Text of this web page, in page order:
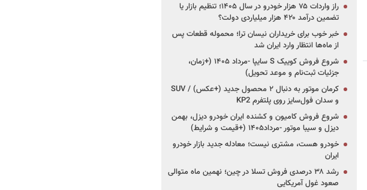
راز واردات ۷۵ هزار خودرو در سال ۱۴۰۵؛ تنظیم بازار یا
تضمین درآمد ۴۲۰ هزار میلیاردی دولت؟
خبر خوب برای خریداران نیسان ترا؛ محموله قطعات پس
از ماه‌ها انتظار وارد ایران شد
شروع فروش کوییک S سایپا -مرداد ۱۴۰۵ (+زمان،
جزئیات ثبت‌نام و موعد تحویل)
کرمان موتور به دنبال ۲ محصول جدید (+عکس) / SUV
و سدان فول‌سایز روی پلتفرم KP2
شروع فروش کامیون و کشنده ایران خودرو دیزل، بهمن
دیزل و سیبا موتور -مرداد۱۴۰۵ (+قیمت و شرایط)
خودرو هست، مشتری نیست؛ معادله جدید بازار خودرو
ایران
رشد ۳۸ درصدی فروش تسلا در چین؛ نهمین ماه متوالی
صعود غول آمریکایی